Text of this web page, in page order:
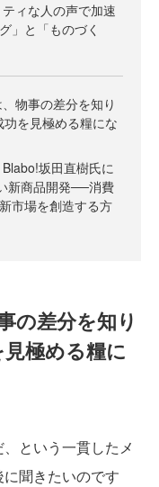
ィな人の声で加速
」と「ものづく
物事の差分を知り
を見極める糧にな
Blabo!坂田直樹氏に
新商品開発──消費
市場を創造する方
の差分を知り
極める糧に
という一貫したメ
聞きたいのです